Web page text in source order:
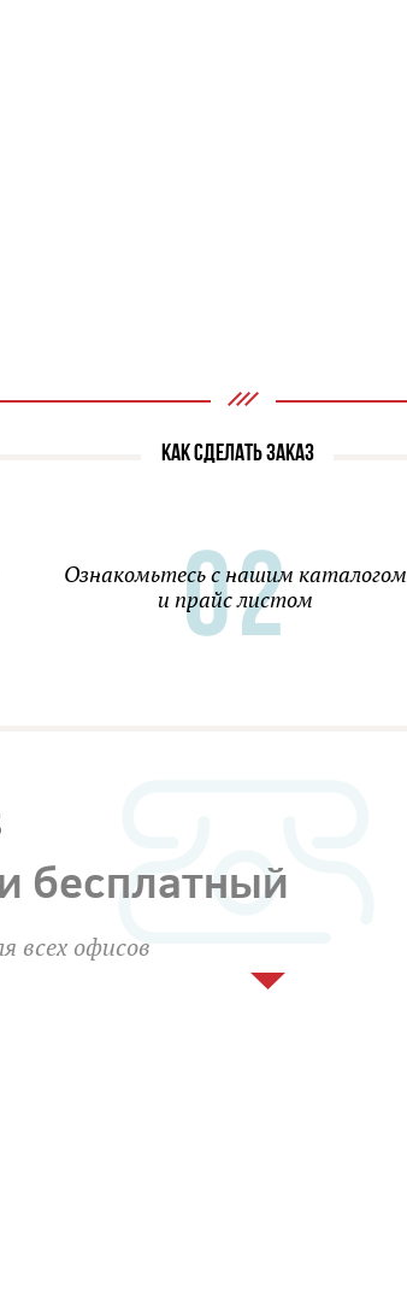
КАК СДЕЛАТЬ ЗАКАЗ
Ознакомьтесь с нашим каталогом
и прайс листом
бесплатный
всех офисов